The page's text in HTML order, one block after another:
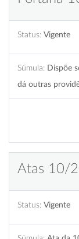
Status: Vigente
Súmula: Dispõe
dá outras
Atas 10/
Status: Vigente